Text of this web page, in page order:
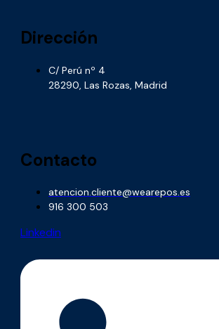
Dirección
C/ Perú nº 4
28290, Las Rozas, Madrid
Contacto
atencion.cliente@wearepos.es
916 300 503
Linkedin